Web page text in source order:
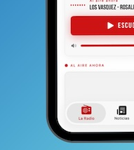
le pidió a la
O, en su
(ya tenía una
la actual
reponerse de